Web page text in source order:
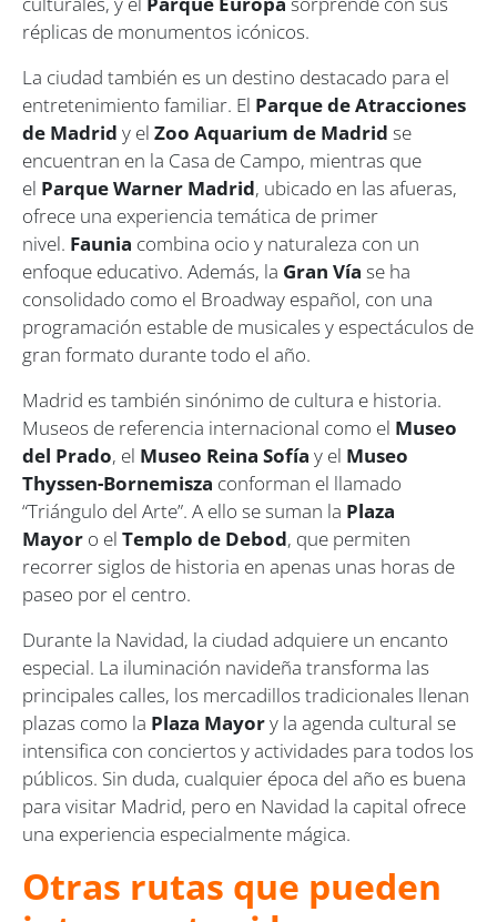
réplicas de monumentos icónicos.
La ciudad también es un destino destacado para el
entretenimiento familiar. El Parque de Atracciones
de Madrid y el Zoo Aquarium de Madrid se
encuentran en la Casa de Campo, mientras que
el Parque Warner Madrid, ubicado en las afueras,
ofrece una experiencia temática de primer
nivel. Faunia combina ocio y naturaleza con un
enfoque educativo. Además, la Gran Vía se ha
consolidado como el Broadway español, con una
programación estable de musicales y espectáculos de
gran formato durante todo el año.
Madrid es también sinónimo de cultura e historia.
Museos de referencia internacional como el Museo
del Prado, el Museo Reina Sofía y el Museo
Thyssen-Bornemisza conforman el llamado
“Triángulo del Arte”. A ello se suman la Plaza
Mayor o el Templo de Debod, que permiten
recorrer siglos de historia en apenas unas horas de
paseo por el centro.
Durante la Navidad, la ciudad adquiere un encanto
especial. La iluminación navideña transforma las
principales calles, los mercadillos tradicionales llenan
plazas como la Plaza Mayory la agenda cultural se
intensifica con conciertos y actividades para todos los
públicos. Sin duda, cualquier época del año es buena
para visitar Madrid, pero en Navidad la capital ofrece
una experiencia especialmente mágica.
Otras rutas que pueden